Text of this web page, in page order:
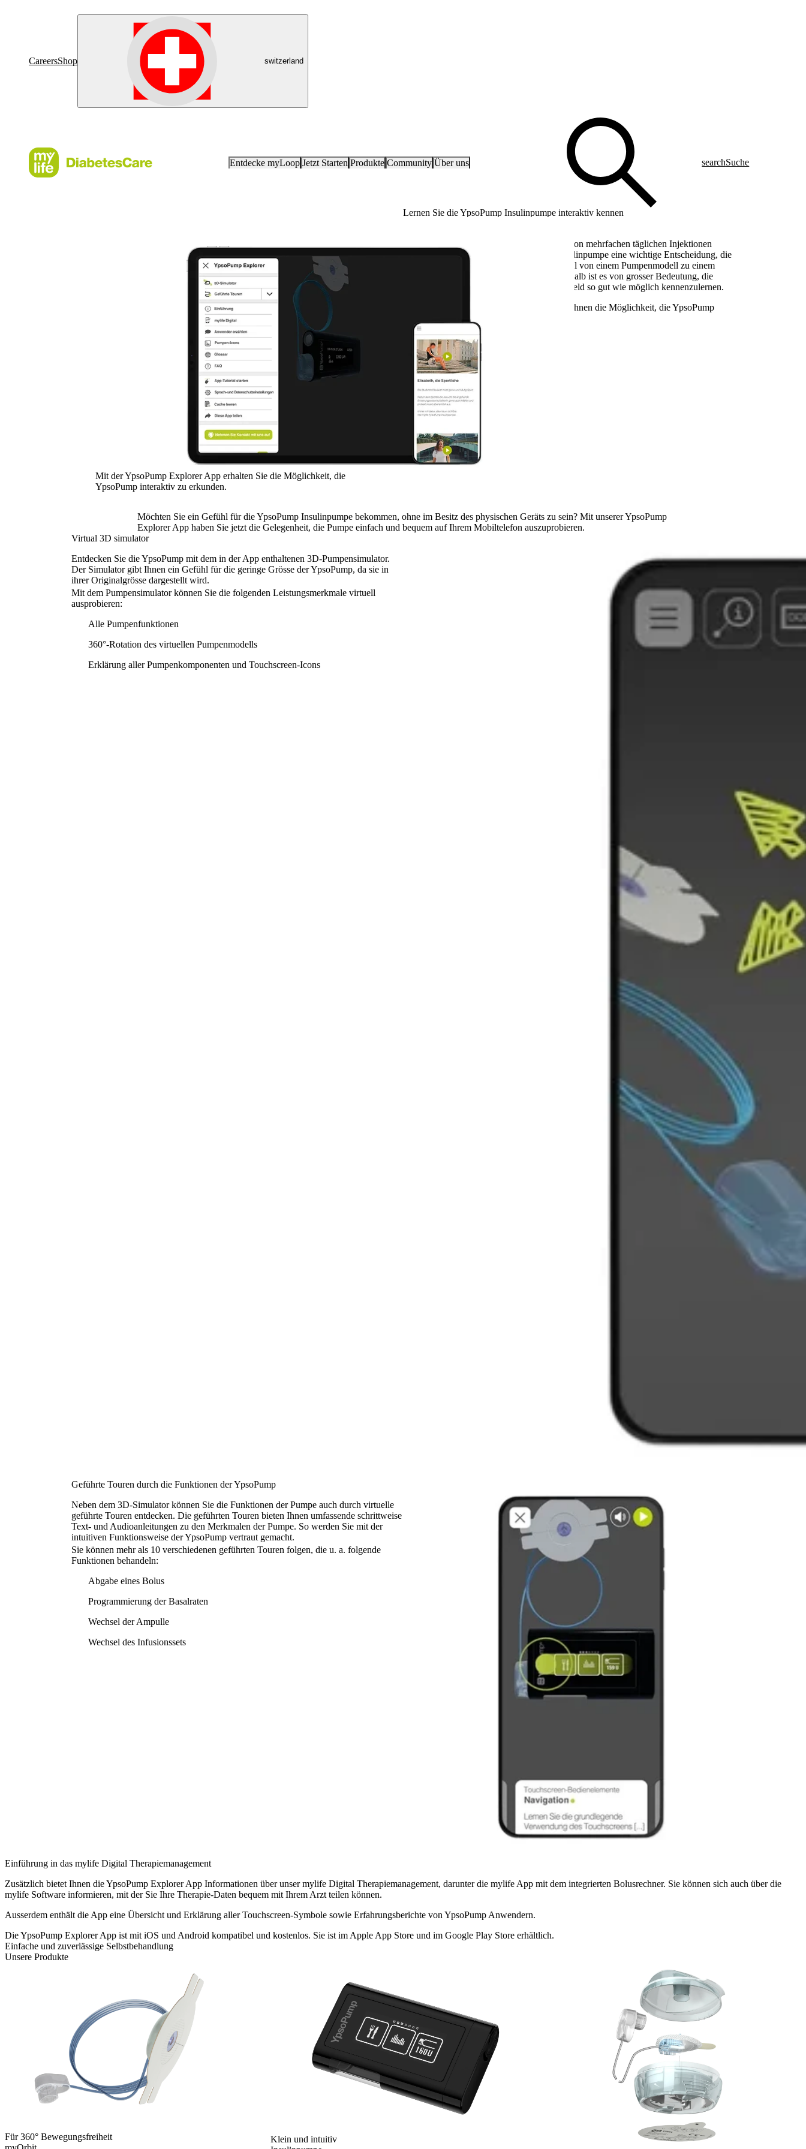
CareersShop switzerland
Entdecke myLoop Jetzt Starten Produkte Community Über uns searchSuche
Mit der YpsoPump Explorer App erhalten Sie die Möglichkeit, die
YpsoPump interaktiv zu erkunden.
Lernen Sie die YpsoPump Insulinpumpe interaktiv kennen
Für Menschen mit Diabetes ist der Umstieg von mehrfachen täglichen Injektionen
(MDI, multiple daily injections) auf eine Insulinpumpe eine wichtige Entscheidung, die
sorgfältig überlegt werden muss. Der Wechsel von einem Pumpenmodell zu einem
anderen ist ebenfalls ein grosser Schritt. Deshalb ist es von grosser Bedeutung, die
Pumpe, für die Sie sich interessieren, im Vorfeld so gut wie möglich kennenzulernen.
Mit der YpsoPump Explorer App bieten wir Ihnen die Möglichkeit, die YpsoPump
auszuprobieren und mit ihr zu interagieren.
Möchten Sie ein Gefühl für die YpsoPump Insulinpumpe bekommen, ohne im Besitz des physischen Geräts zu sein? Mit unserer YpsoPump
Explorer App haben Sie jetzt die Gelegenheit, die Pumpe einfach und bequem auf Ihrem Mobiltelefon auszuprobieren.
Virtual 3D simulator
Entdecken Sie die YpsoPump mit dem in der App enthaltenen 3D-Pumpensimulator.
Der Simulator gibt Ihnen ein Gefühl für die geringe Grösse der YpsoPump, da sie in
ihrer Originalgrösse dargestellt wird.
Mit dem Pumpensimulator können Sie die folgenden Leistungsmerkmale virtuell
ausprobieren:
Alle Pumpenfunktionen
360°-Rotation des virtuellen Pumpenmodells
Erklärung aller Pumpenkomponenten und Touchscreen-Icons
Geführte Touren durch die Funktionen der YpsoPump
Neben dem 3D-Simulator können Sie die Funktionen der Pumpe auch durch virtuelle
geführte Touren entdecken. Die geführten Touren bieten Ihnen umfassende schrittweise
Text- und Audioanleitungen zu den Merkmalen der Pumpe. So werden Sie mit der
intuitiven Funktionsweise der YpsoPump vertraut gemacht.
Sie können mehr als 10 verschiedenen geführten Touren folgen, die u. a. folgende
Funktionen behandeln:
Abgabe eines Bolus
Programmierung der Basalraten
Wechsel der Ampulle
Wechsel des Infusionssets
Einführung in das mylife Digital Therapiemanagement
Zusätzlich bietet Ihnen die YpsoPump Explorer App Informationen über unser mylife Digital Therapiemanagement, darunter die mylife App mit dem integrierten Bolusrechner. Sie können sich auch über die
mylife Software informieren, mit der Sie Ihre Therapie-Daten bequem mit Ihrem Arzt teilen können.
Ausserdem enthält die App eine Übersicht und Erklärung aller Touchscreen-Symbole sowie Erfahrungsberichte von YpsoPump Anwendern.
Die YpsoPump Explorer App ist mit iOS und Android kompatibel und kostenlos. Sie ist im Apple App Store und im Google Play Store erhältlich.
Einfache und zuverlässige Selbstbehandlung
Unsere Produkte
Für 360° Bewegungsfreiheit
Klein und intuitiv